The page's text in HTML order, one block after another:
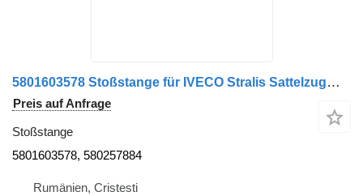
5801603578 Stoßstange für IVECO Stralis Sattelzugmaschine
Preis auf Anfrage
Stoßstange
5801603578, 580257884
Rumänien, Cristesti